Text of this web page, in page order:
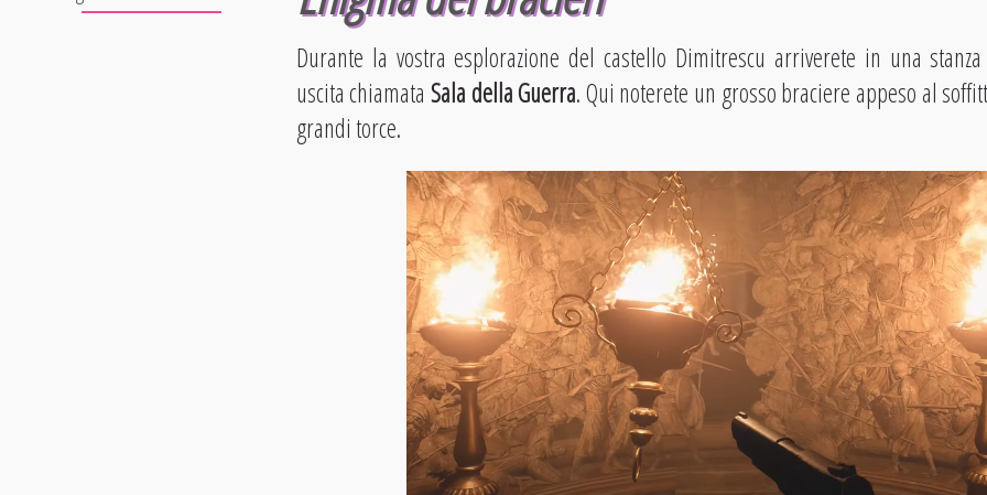
Durante la vostra esplorazione del castello Dimitrescu arriverete in una
uscita chiamataSala della Guerra. Qui noterete un grosso braciere appeso al
grandi torce.